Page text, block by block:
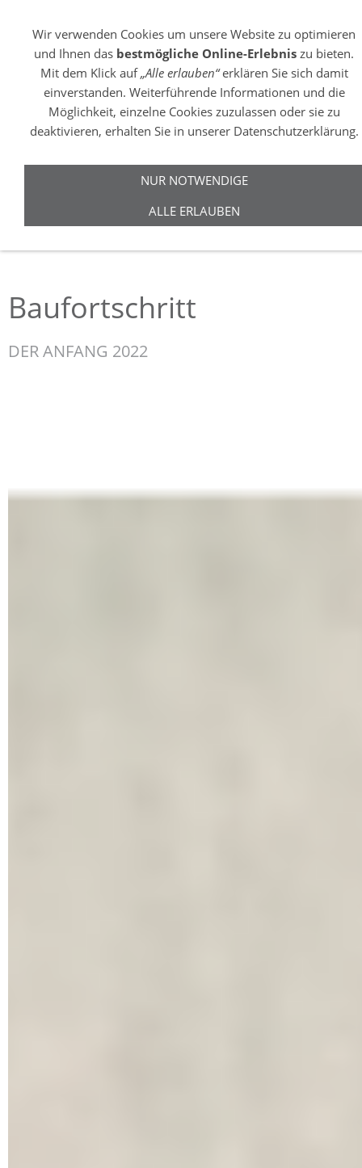
Geräte optimiert wurde.
Zur Desktop-Version
Hinweis nicht mehr anzeigen
Navigation einblenden
Auf dieser Seite werden wir Sie über den aktuellen
dass wachsen unseres großartigen Projekte verfolgen
Baufortschritt
DER ANFANG 2022
Wir verwenden Cookies um unsere Website zu optimieren
und Ihnen das bestmögliche Online-Erlebnis zu bieten.
Mit dem Klick auf„Alle erlauben“erklären Sie sich damit
einverstanden. Weiterführende Informationen und die
Möglichkeit, einzelne Cookies zuzulassen oder sie zu
deaktivieren, erhalten Sie in unserer Datenschutzerklärung.
NUR NOTWENDIGE
ALLE ERLAUBEN